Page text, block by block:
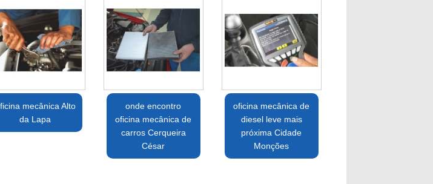
mecânica Alto
da Lapa
onde encontro
oficina mecânica de
carros Cerqueira
César
oficina mecânica de
diesel leve mais
próxima Cidade
Monções